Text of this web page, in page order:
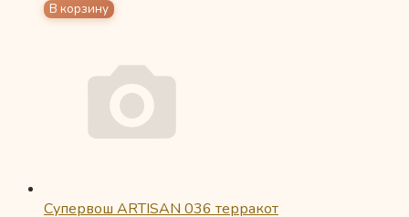
Супервош ARTISAN 036 терракот